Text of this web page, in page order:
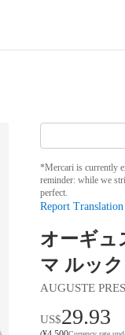
*Mercari is currently
reminder: while we
perfect.
Report Translation
オーギ
マ ルッ
AUGUSTE
US$29.93